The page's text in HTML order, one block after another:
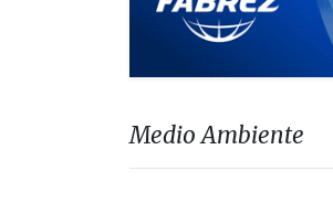
Medio Ambiente